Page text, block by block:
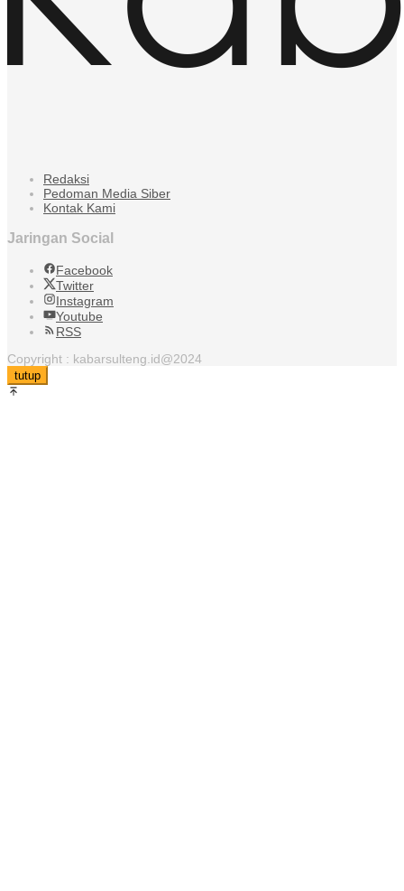
Redaksi
Pedoman Media Siber
Kontak Kami
Jaringan Social
Facebook
Twitter
Instagram
Youtube
RSS
Copyright : kabarsulteng.id@2024
tutup